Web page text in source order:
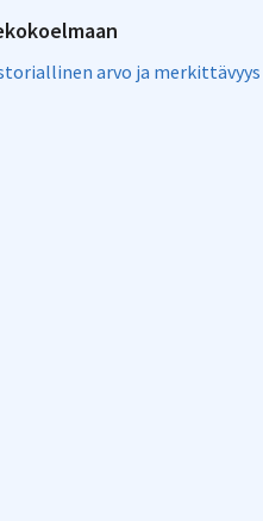
arvo ja merkittävyys